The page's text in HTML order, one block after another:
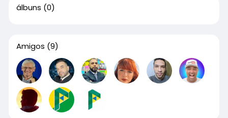
álbuns (0)
Amigos (9)